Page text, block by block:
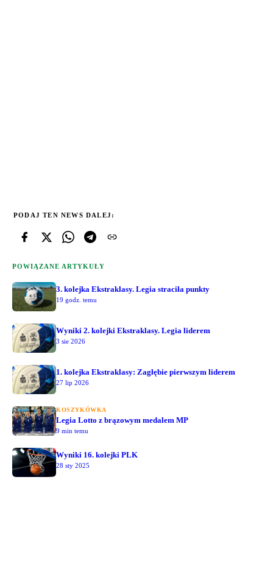
PODAJ TEN NEWS DALEJ:
POWIĄZANE ARTYKUŁY
3. kolejka Ekstraklasy. Legia straciła punkty
19 godz. temu
Wyniki 2. kolejki Ekstraklasy. Legia liderem
3 sie 2026
1. kolejka Ekstraklasy: Zagłębie pierwszym liderem
27 lip 2026
KOSZYKÓWKA
Legia Lotto z brązowym medalem MP
9 min temu
Wyniki 16. kolejki PLK
28 sty 2025